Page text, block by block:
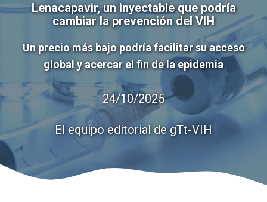
Lenacapavir, un inyectable que podría
cambiar la prevención del VIH
Un precio más bajo podría facilitar su acceso
global y acercar el fin de la epidemia
24/10/2025
El equipo editorial de gTt-VIH